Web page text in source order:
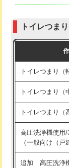
トイレつま
トイレつまり（
トイレつまり（
トイレつまり（
高圧洗浄機使用
（一般向け（戸
追加 高圧洗浄